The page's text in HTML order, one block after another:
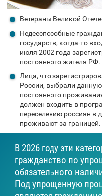
Ветераны Великой
Недееспособные
государств, когда-то
июля 2002 года
постоянного жителя РФ.
Лица, что
России, выбрали
постоянного
должен входить в
переселению россиян в
проживают за границей.
В 2026 году эти
гражданство по
обязательного
Под упрощенную